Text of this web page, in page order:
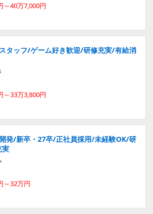
～40万7,000円
タッフ/ゲーム好き歓迎/研修充実/有給消
～33万3,800円
発/新卒・27卒/正社員採用/未経験OK/研
実
～32万円